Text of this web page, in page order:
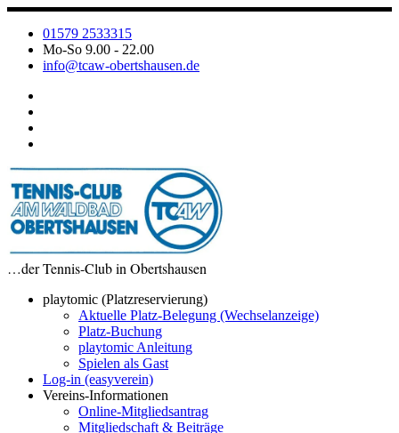
Zum
Inhalt
springen
01579 2533315
Mo-So 9.00 - 22.00
info@tcaw-obertshausen.de
…der Tennis-Club in Obertshausen
playtomic (Platzreservierung)
Aktuelle Platz-Belegung (Wechselanzeige)
Platz-Buchung
playtomic Anleitung
Spielen als Gast
Log-in (easyverein)
Vereins-Informationen
Online-Mitgliedsantrag
Mitgliedschaft & Beiträge